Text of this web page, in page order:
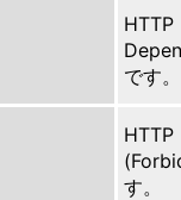
です。
HTTP
す。